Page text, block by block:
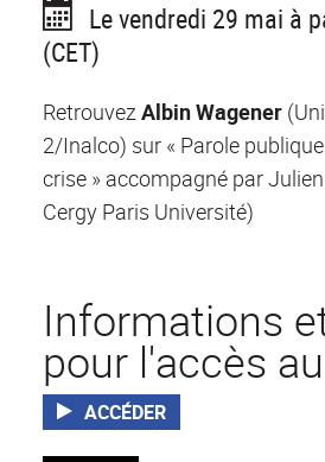
Le vendredi 29 mai à
(CET)
RetrouvezAlbin Wagener
2/Inalco) sur « Parole
crise » accompagné par
Cergy Paris Université)
Informations
pour l'accès
ACCÉDER